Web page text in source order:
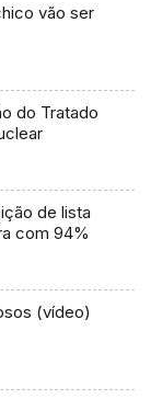
vão ser
do Tratado
de lista
com 94%
(vídeo)